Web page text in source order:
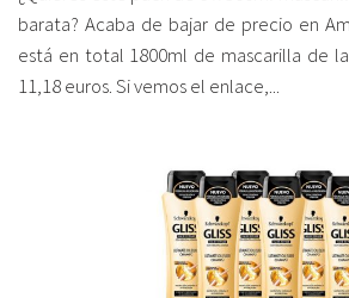
barata? Acaba de bajar de precio en
está en total 1800ml de mascarilla de
11,18 euros. Si vemos el enlace,...